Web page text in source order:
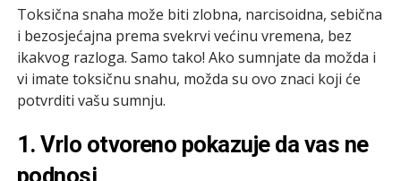
Toksična snaha može biti zlobna, narcisoidna, sebična
i bezosjećajna prema svekrvi većinu vremena, bez
ikakvog razloga. Samo tako! Ako sumnjate da možda i
vi imate toksičnu snahu, možda su ovo znaci koji će
potvrditi vašu sumnju.
1. Vrlo otvoreno pokazuje da vas ne
podnosi